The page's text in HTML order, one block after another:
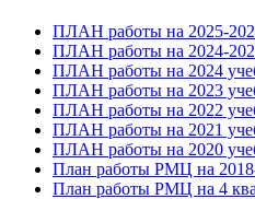
ПЛАН работы на 2025-
ПЛАН работы на 2024-
ПЛАН работы на 2024
ПЛАН работы на 2023
ПЛАН работы на 2022
ПЛАН работы на 2021
ПЛАН работы на 2020
План работы РМЦ на
План работы РМЦ на 4